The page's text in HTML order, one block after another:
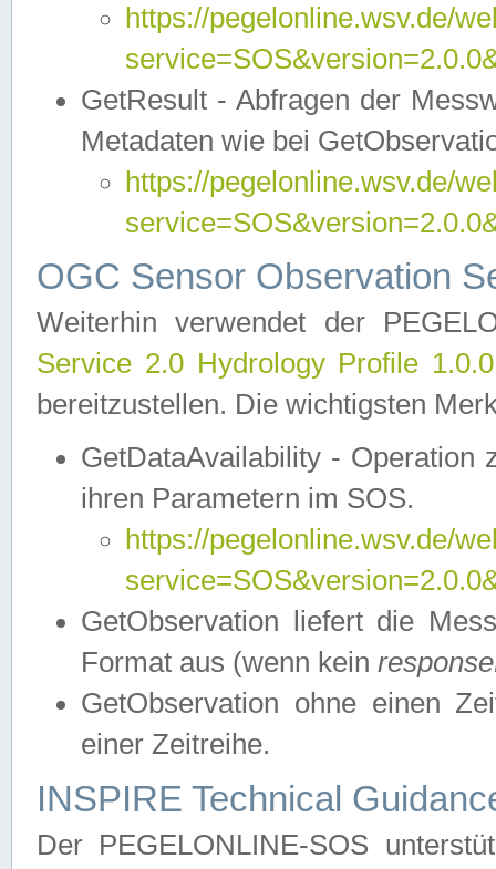
https://pegelonline.wsv.de/
GetResult - Abfragen der
Metadaten wie bei
https://pegelonline.wsv.de/
OGC Sensor Observation
Weiterhin verwendet der
Service 2.0 Hydrology Profile
bereitzustellen. Die wichtigsten
GetDataAvailability - Operation
ihren Parametern im SOS.
https://pegelonline.wsv.de/
GetObservation liefert die
Format aus (wenn kein
GetObservation ohne einen
einer Zeitreihe.
INSPIRE Technical
Der PEGELONLINE-SOS